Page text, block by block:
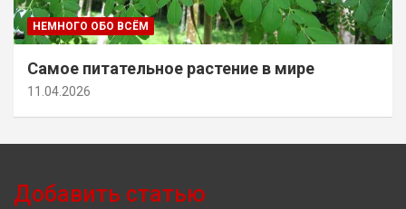
НЕМНОГО ОБО ВСЁМ
Самое питательное растение в мире
11.04.2026
Добавить статью